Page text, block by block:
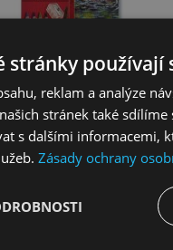
více
SOUPRAVA PASTELEK
MONDELUZ 24
KS
24ks vodou rozmývatelných
407 Kč
stránky používají
reklam a analýze
stránek také
s dalšími informacemi,
Zásady ochrany